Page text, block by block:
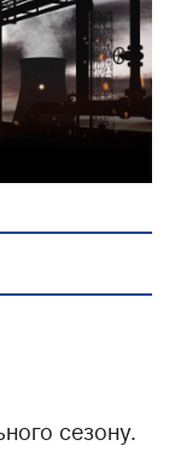
сезону.